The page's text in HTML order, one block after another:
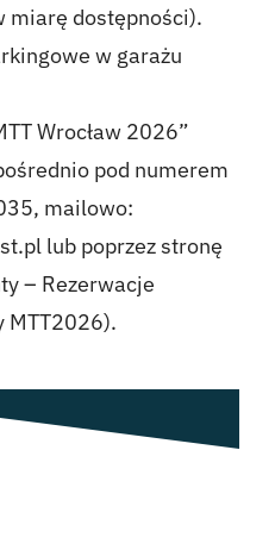
miarę dostępności).
w garażu
Wrocław 2026”
pod numerem
mailowo:
lub poprzez stronę
– Rezerwacje
MTT2026).